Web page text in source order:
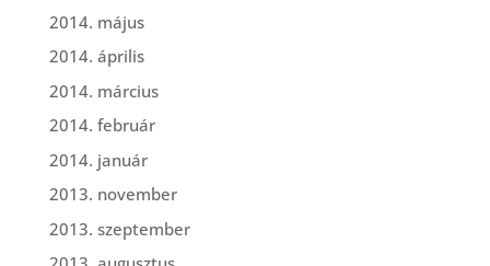
2014. május
2014. április
2014. március
2014. február
2014. január
2013. november
2013. szeptember